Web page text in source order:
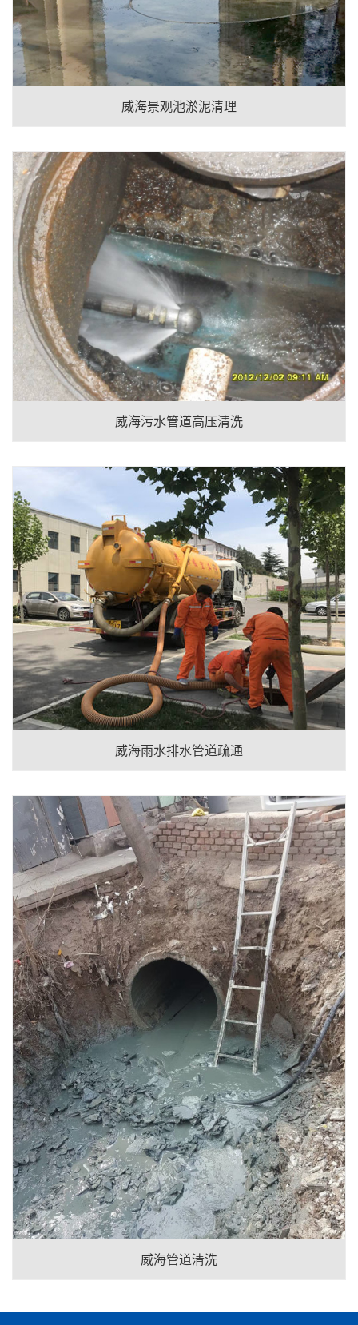
威海景观池淤泥清理
威海污水管道高压清洗
威海雨水排水管道疏通
威海管道清洗